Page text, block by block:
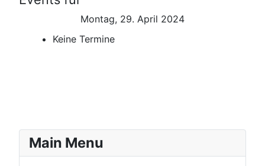
Montag, 29. April 2024
Keine Termine
Main Menu